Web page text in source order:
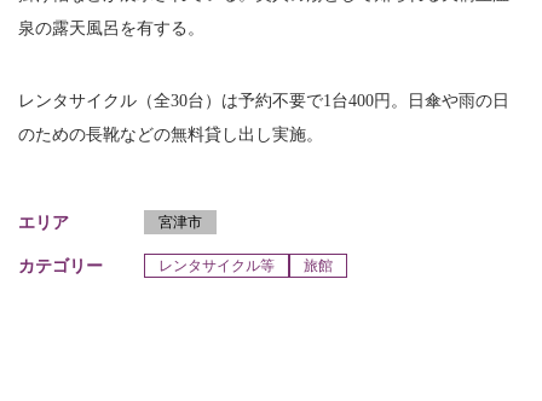
泉の露天風呂を有する。
レンタサイクル（全30台）は予約不要で1台400円。日傘や雨の日
のための長靴などの無料貸し出し実施。
エリア 宮津市
カテゴリー レンタサイクル等 旅館